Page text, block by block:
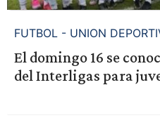
FUTBOL - UNION
El domingo 16 se
del Interligas para